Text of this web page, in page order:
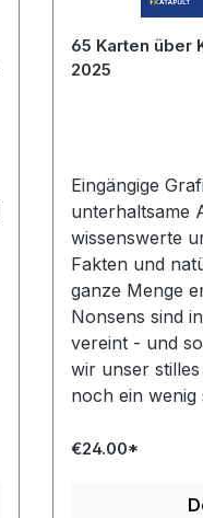
65 Karten über
2025
Eingängige
unterhaltsame
wissenswerte
Fakten und
ganze Menge
Nonsens sind
vereint - und
wir unser
noch ein wenig
€24.00*